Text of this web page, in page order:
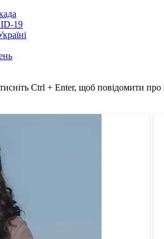
19
Ctrl + Enter, щоб повідомити про